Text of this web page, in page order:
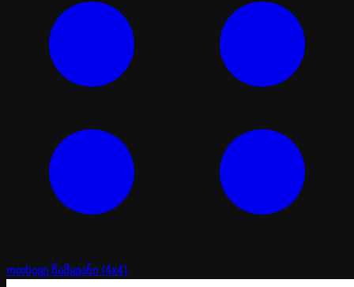
ოთხივე წამყვანი (4x4)